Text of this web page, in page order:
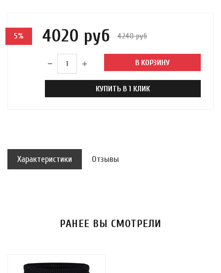
5% 4020 руб 4240 руб
В КОРЗИНУ
КУПИТЬ В 1 КЛИК
Характеристики Отзывы
РАНЕЕ ВЫ СМОТРЕЛИ